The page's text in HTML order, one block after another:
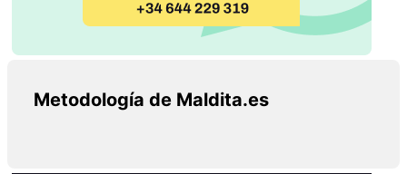
Metodología de Maldita.es